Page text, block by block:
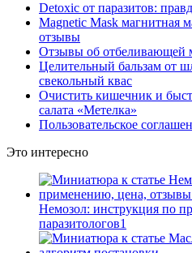
Detoxic от паразитов:
Magnetic Mask магнитная
отзывы
Отзывы об отбеливающей
Целительный бальзам от
свекольный квас
Очистить кишечник и
салата «Метелка»
Пользовательское
Это интересно
Немозол: инструкция по
паразитологов1